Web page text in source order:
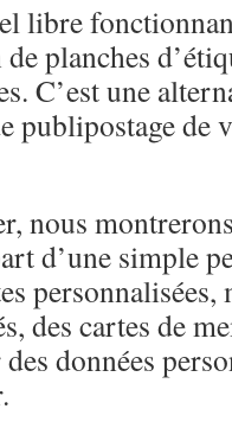
libre
planches
C’est une
publipostage de
nous
d’une simple
personnalisées,
des cartes de
données